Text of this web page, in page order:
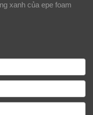
xanh của epe foam